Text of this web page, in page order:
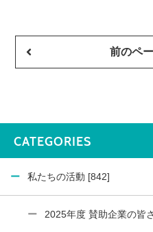
前のペ
CATEGORIES
私たちの活動 [842]
2025年度 賛助企業の皆